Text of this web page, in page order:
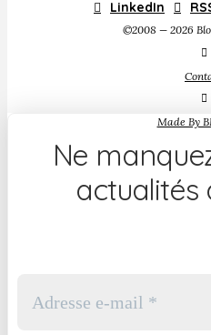
LinkedIn
©2008 — 2026
Made By
Ne
actualités